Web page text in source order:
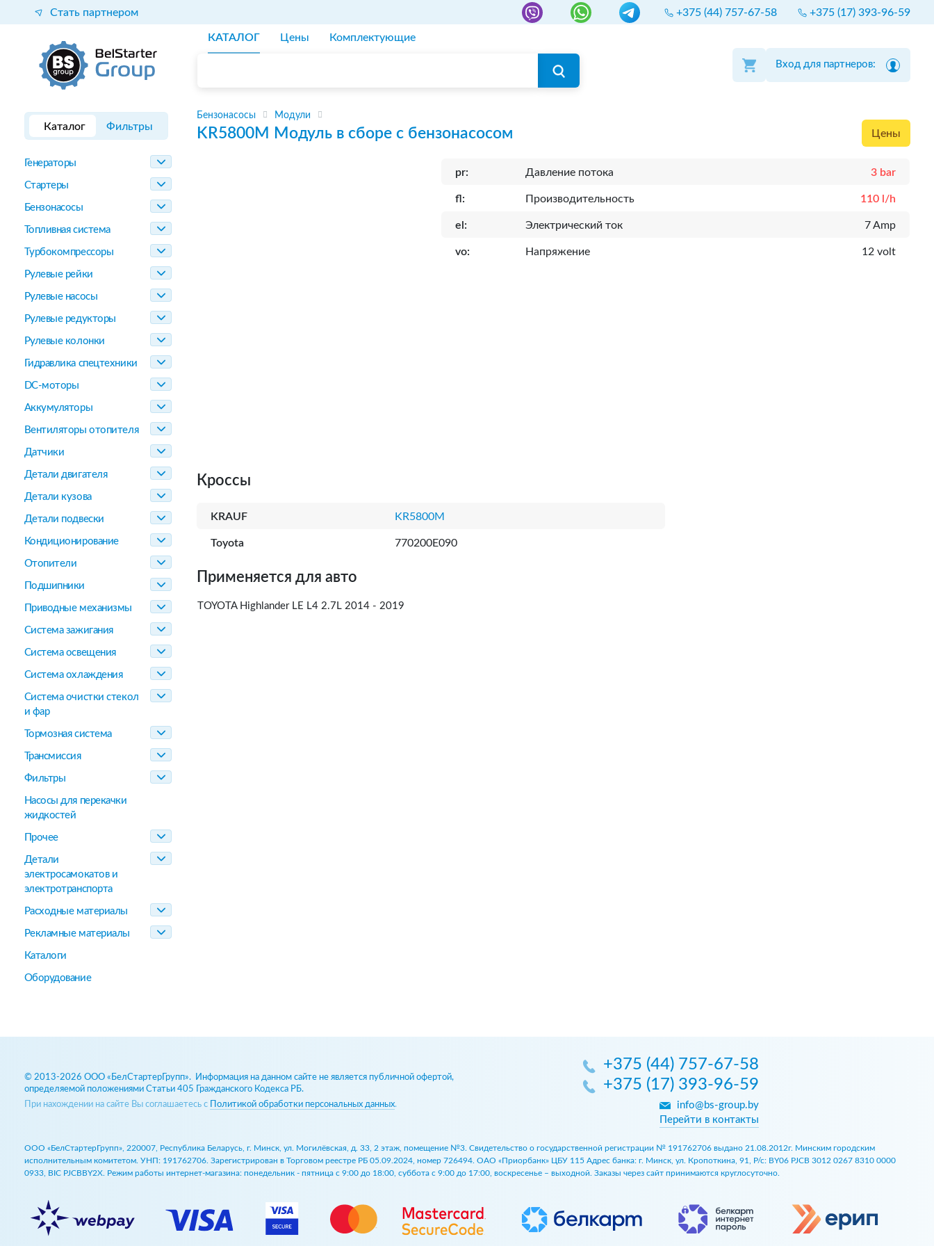
Стать партнером +375 (44) 757-67-58 +375 (17) 393-96-59
КАТАЛОГ Цены Комплектующие
Вход для партнеров:
Каталог Фильтры
Генераторы
Стартеры
Бензонасосы
Топливная система
Турбокомпрессоры
Рулевые рейки
Рулевые насосы
Рулевые редукторы
Рулевые колонки
Гидравлика спецтехники
DC-моторы
Аккумуляторы
Вентиляторы отопителя
Датчики
Детали двигателя
Детали кузова
Детали подвески
Кондиционирование
Отопители
Подшипники
Приводные механизмы
Система зажигания
Система освещения
Система охлаждения
Система очистки стекол
и фар
Тормозная система
Трансмиссия
Фильтры
Насосы для перекачки
жидкостей
Прочее
Детали
электросамокатов и
электротранспорта
Расходные материалы
Рекламные материалы
Каталоги
Оборудование
Бензонасосы Модули
KR5800M Модуль в сборе с бензонасосом Цены
pr: Давление потока 3 bar
fl: Производительность 110 l/h
el: Электрический ток 7 Amp
vo: Напряжение 12 volt
Кроссы
KRAUF KR5800M
Toyota 770200E090
Применяется для авто
TOYOTA Highlander LE L4 2.7L 2014 - 2019
© 2013-2026 ООО «БелСтартерГрупп». Информация на данном сайте не является публичной офертой,
определяемой положениями Статьи 405 Гражданского Кодекса РБ.
При нахождении на сайте Вы соглашаетесь с
Политикой обработки персональных данных.
+375 (44) 757-67-58
+375 (17) 393-96-59
info@bs-group.by
Перейти в контакты
ООО «БелСтартерГрупп», 220007, Республика Беларусь, г. Минск, ул. Могилёвская, д. 33, 2 этаж, помещение №3. Свидетельство о государственной регистрации № 191762706 выдано 21.08.2012г. Минским городским
исполнительным комитетом. УНП: 191762706. Зарегистрирован в Торговом реестре РБ 05.09.2024, номер 726494. ОАО «Приорбанк» ЦБУ 115 Адрес банка: г. Минск, ул. Кропоткина, 91, Р/с: BY06 PJCB 3012 0267 8310 0000
0933, BIC PJCBBY2X. Режим работы интернет-магазина: понедельник - пятница с 9:00 до 18:00, суббота с 9:00 до 17:00, воскресенье – выходной. Заказы через сайт принимаются круглосуточно.